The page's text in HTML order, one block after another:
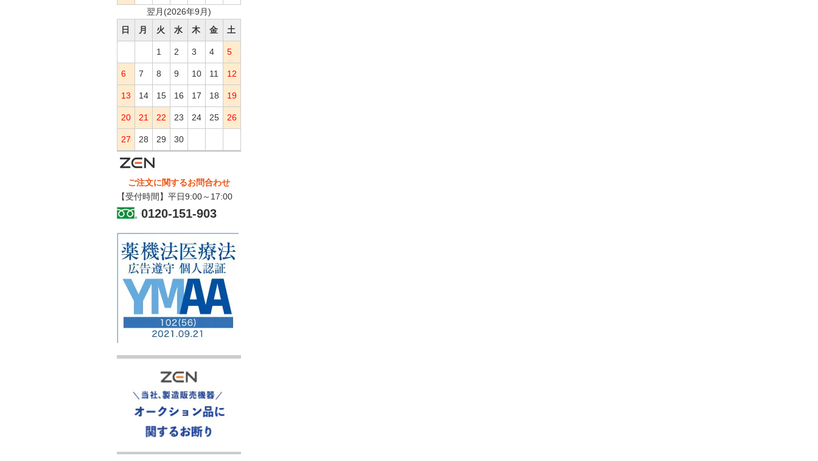
翌月(2026年9月)
日
月 火 水 木 金 土
1 2 3 4 5
6 7 8 9 10 11 12
13 14 15 16 17 18 19
20 21 22 23 24 25 26
27 28 29 30
ご注文に関するお問合わせ
【受付時間】平日9:00～17:00
0120-151-903